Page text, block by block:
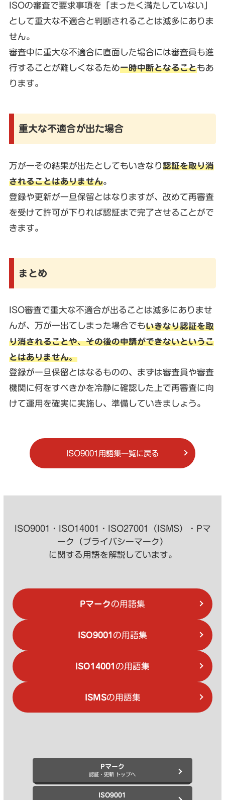
ISOの審査で要求事項を「まったく満たしていない」
として重大な不適合と判断されることは滅多にありま
せん。
審査中に重大な不適合に直面した場合には審査員も進
行することが難しくなるため一時中断となることもあ
ります。
重大な不適合が出た場合
万が一その結果が出たとしてもいきなり認証を取り消
されることはありません。
登録や更新が一旦保留とはなりますが、改めて再審査
を受けて許可が下りれば認証まで完了させることがで
きます。
まとめ
ISO審査で重大な不適合が出ることは滅多にありませ
んが、万が一出てしまった場合でもいきなり認証を取
り消されることや、その後の申請ができないというこ
とはありません。
登録が一旦保留とはなるものの、まずは審査員や審査
機関に何をすべきかを冷静に確認した上で再審査に向
けて運用を確実に実施し、準備していきましょう。
ISO9001用語集一覧に戻る
ISO9001・ISO14001・ISO27001（ISMS）・Pマ
ーク（プライバシーマーク）
に関する用語を解説しています。
Pマークの用語集
ISO9001 の用語集
ISO14001 の用語集
ISMSの用語集
Pマーク
認証・更新 トップへ
ISO9001